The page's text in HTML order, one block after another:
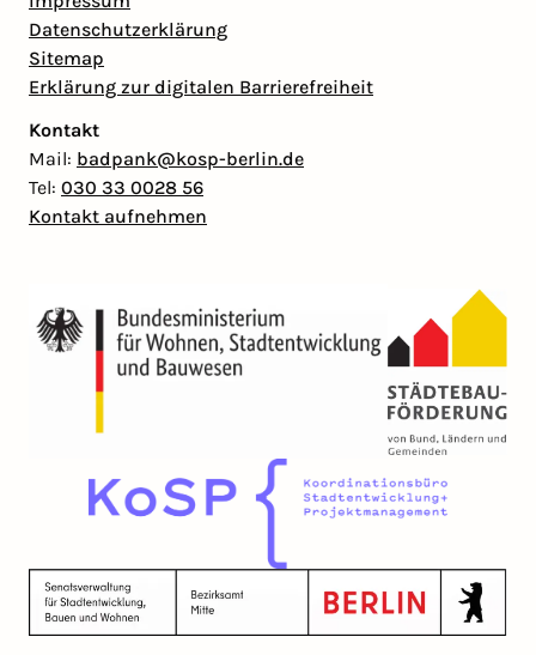
Datenschutzerklärung
Sitemap
Erklärung zur digitalen Barrierefreiheit
Kontakt
Mail: badpank@kosp-berlin.de
Tel: 030 33 0028 56
Kontakt aufnehmen